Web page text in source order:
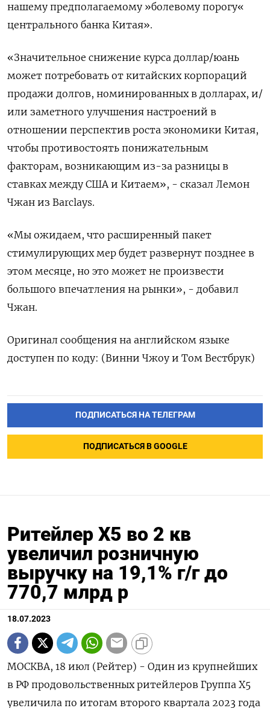
нашему предполагаемому »болевому порогу«
центрального банка Китая».
«Значительное снижение курса доллар/юань
может потребовать от китайских корпораций
продажи долгов, номинированных в долларах, и/
или заметного улучшения настроений в
отношении перспектив роста экономики Китая,
чтобы противостоять понижательным
факторам, возникающим из-за разницы в
ставках между США и Китаем», - сказал Лемон
Чжан из Barclays.
«Мы ожидаем, что расширенный пакет
стимулирующих мер будет развернут позднее в
этом месяце, но это может не произвести
большого впечатления на рынки», - добавил
Чжан.
Оригинал сообщения на английском языке
доступен по коду: (Винни Чжоу и Том Вестбрук)
ПОДПИСАТЬСЯ НА ТЕЛЕГРАМ
ПОДПИСАТЬСЯ В GOOGLE
Ритейлер Х5 во 2 кв
увеличил розничную
выручку на 19,1% г/г до
770,7 млрд р
18.07.2023
МОСКВА, 18 июл (Рейтер) - Один из крупнейших
в РФ продовольственных ритейлеров Группа X5
увеличила по итогам второго квартала 2023 года